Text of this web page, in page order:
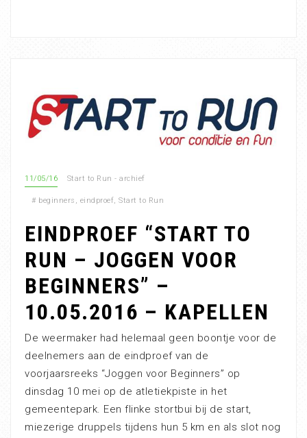
11/05/16 Start to Run - archief
# beginners , eindproef, Start to Run
EINDPROEF “START TO
RUN – JOGGEN VOOR
BEGINNERS” –
10.05.2016 – KAPELLEN
De weermaker had helemaal geen boontje voor de
deelnemers aan de eindproef van de
voorjaarsreeks “Joggen voor Beginners” op
dinsdag 10 mei op de atletiekpiste in het
gemeentepark. Een flinke stortbui bij de start,
miezerige druppels tijdens hun 5 km en als slot nog